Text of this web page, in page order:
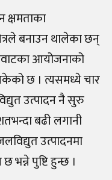
क्षमताका
बनाउन थालेका छन्
आयोजनाको
छ । त्यसमध्ये चार
उत्पादन नै सुरु
बढी लगानी
उत्पादनमा
पुष्टि हुन्छ ।